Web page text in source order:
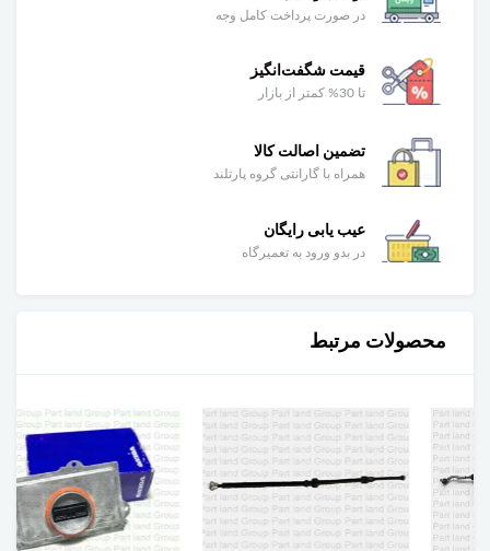
در صورت پرداخت کامل وجه
قیمت شگفت‌انگیز
تا 30% کمتر از بازار
تضمین اصالت کالا
همراه با گارانتی گروه پارتلند
عیب یابی رایگان
در بدو ورود به تعمیرگاه
محصولات مرتبط